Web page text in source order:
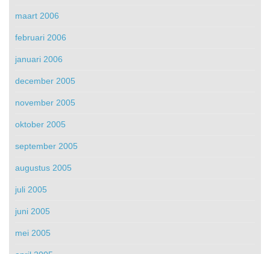
maart 2006
februari 2006
januari 2006
december 2005
november 2005
oktober 2005
september 2005
augustus 2005
juli 2005
juni 2005
mei 2005